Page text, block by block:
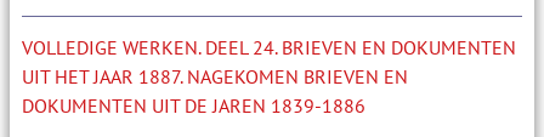
VOLLEDIGE WERKEN. DEEL 24. BRIEVEN EN DOKUMENTEN
UIT HET JAAR 1887. NAGEKOMEN BRIEVEN EN
DOKUMENTEN UIT DE JAREN 1839-1886